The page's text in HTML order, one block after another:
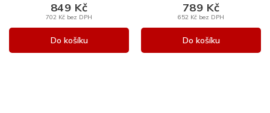
702 Kč bez DPH
849 Kč
Do košíku
652 Kč bez DPH
789 Kč
Do košíku